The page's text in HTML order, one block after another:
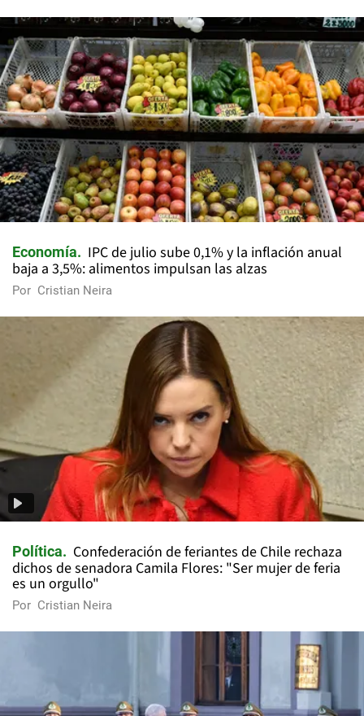
Economía
IPC de julio sube 0,1% y la inflación anual
baja a 3,5%: alimentos impulsan las alzas
Por Cristian Neira
Política
Confederación de feriantes de Chile rechaza
dichos de senadora Camila Flores: "Ser mujer de feria
es un orgullo"
Por Cristian Neira